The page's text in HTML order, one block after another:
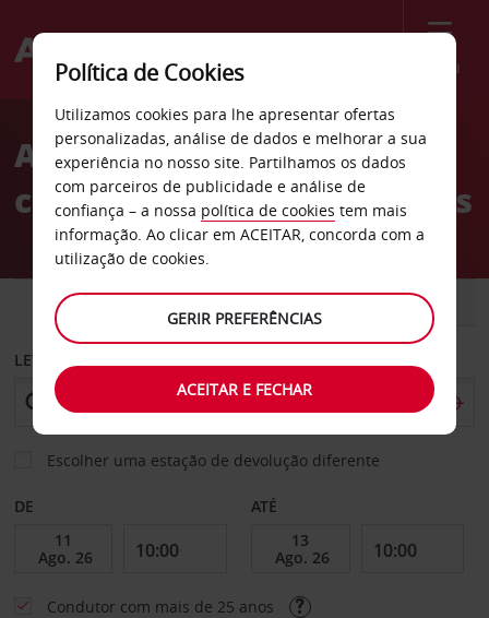
Menu
Welcome
AvisAluguer de
carros Richardson no Texas
CARRO COMERCIAIS
LEVANTAR EM
Escolher uma estação de devolução diferente
DE ATÉ
Condutor com mais de 25 anos
Política de Cookies
Utilizamos cookies para lhe apresentar ofertas
personalizadas, análise de dados e melhorar a sua
experiência no nosso site. Partilhamos os dados
com parceiros de publicidade e análise de
confiança – a nossa política de cookies tem mais
informação. Ao clicar em ACEITAR, concorda com a
utilização de cookies.
GERIR PREFERÊNCIAS
ACEITAR E FECHAR